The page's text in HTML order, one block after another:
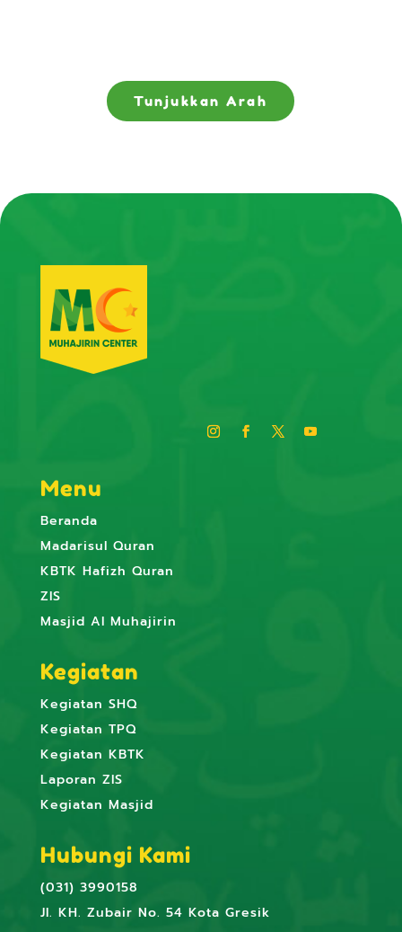
Tunjukkan Arah
Menu
Beranda
Madarisul Quran
KBTK Hafizh Quran
ZIS
Masjid Al Muhajirin
Kegiatan
Kegiatan SHQ
Kegiatan TPQ
Kegiatan KBTK
Laporan ZIS
Kegiatan Masjid
Hubungi Kami
(031) 3990158
Jl. KH. Zubair No. 54 Kota Gresik